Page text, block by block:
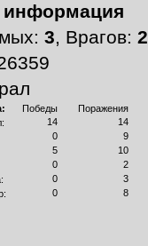
информация
3, Врагов: 2
Победы
Поражения
14
14
0
9
5
10
0
2
0
3
0 8